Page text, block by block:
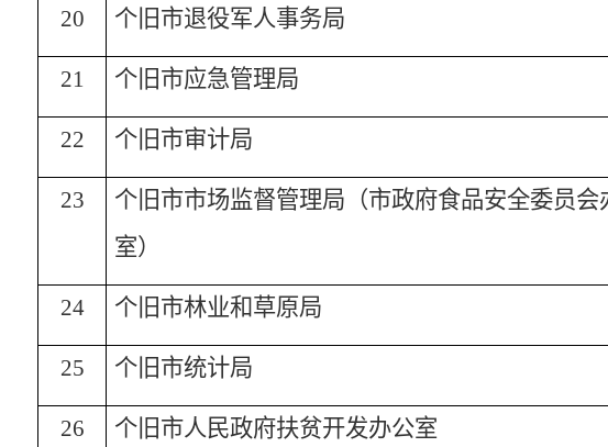
20 个旧市退役军人事务局
21 个旧市应急管理局
22 个旧市审计局
23 个旧市市场监督管理局 （市政府食品安全委员会
室）
24 个旧市林业和草原局
25 个旧市统计局
26 个旧市人民政府扶贫开发办公室